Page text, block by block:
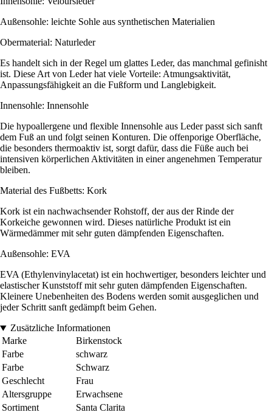
Außensohle: leichte Sohle aus synthetischen Materialien
Obermaterial: Naturleder
Es handelt sich in der Regel um glattes Leder, das manchmal gefinisht
ist. Diese Art von Leder hat viele Vorteile: Atmungsaktivität,
Anpassungsfähigkeit an die Fußform und Langlebigkeit.
Innensohle: Innensohle
Die hypoallergene und flexible Innensohle aus Leder passt sich sanft
dem Fuß an und folgt seinen Konturen. Die offenporige Oberfläche,
die besonders thermoaktiv ist, sorgt dafür, dass die Füße auch bei
intensiven körperlichen Aktivitäten in einer angenehmen Temperatur
bleiben.
Material des Fußbetts: Kork
Kork ist ein nachwachsender Rohstoff, der aus der Rinde der
Korkeiche gewonnen wird. Dieses natürliche Produkt ist ein
Wärmedämmer mit sehr guten dämpfenden Eigenschaften.
Außensohle: EVA
EVA (Ethylenvinylacetat) ist ein hochwertiger, besonders leichter und
elastischer Kunststoff mit sehr guten dämpfenden Eigenschaften.
Kleinere Unebenheiten des Bodens werden somit ausgeglichen und
jeder Schritt sanft gedämpft beim Gehen.
Zusätzliche Informationen
Marke
Birkenstock
Farbe
schwarz
Farbe
Schwarz
Geschlecht
Frau
Altersgruppe
Erwachsene
Sortiment
Santa Clarita